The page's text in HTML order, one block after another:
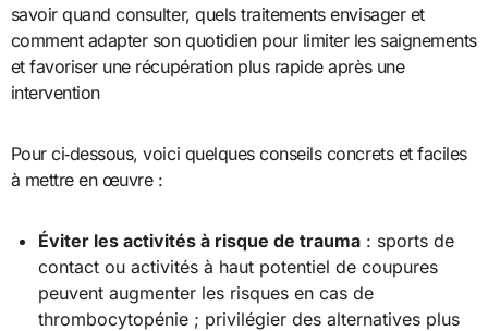
savoir quand consulter, quels traitements envisager et
comment adapter son quotidien pour limiter les saignements
et favoriser une récupération plus rapide après une
intervention
Pour ci‑dessous, voici quelques conseils concrets et faciles
à mettre en œuvre :
Éviter les activités à risque de trauma : sports de
contact ou activités à haut potentiel de coupures
peuvent augmenter les risques en cas de
thrombocytopénie ; privilégier des alternatives plus